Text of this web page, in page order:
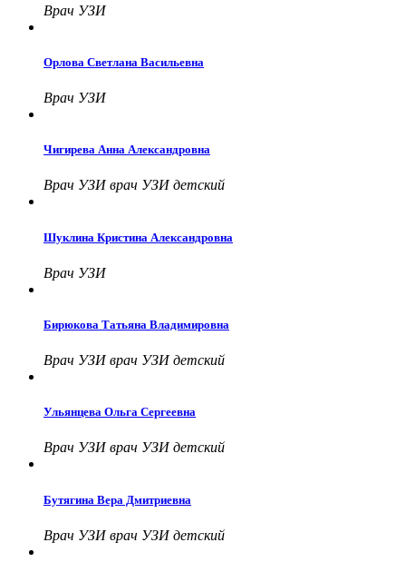
Врач УЗИ
Орлова Светлана Васильевна
Врач УЗИ
Чигирева Анна Александровна
Врач УЗИ врач УЗИ детский
Шуклина Кристина Александровна
Врач УЗИ
Бирюкова Татьяна Владимировна
Врач УЗИ врач УЗИ детский
Ульянцева Ольга Сергеевна
Врач УЗИ врач УЗИ детский
Бутягина Вера Дмитриевна
Врач УЗИ врач УЗИ детский